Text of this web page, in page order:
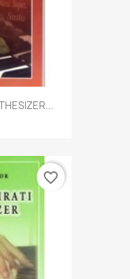
favorite_border